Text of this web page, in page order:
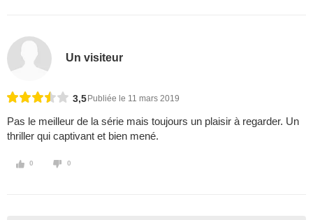
Un visiteur
3,5 Publiée le 11 mars 2019
Pas le meilleur de la série mais toujours un plaisir à regarder. Un
thriller qui captivant et bien mené.
0 0